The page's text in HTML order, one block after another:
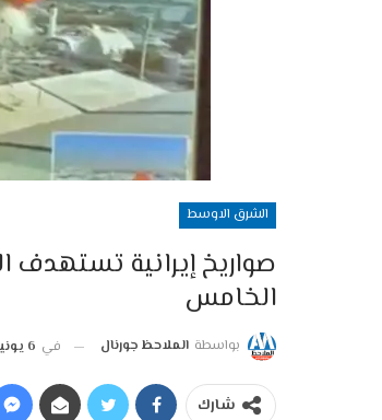
الشرق الاوسط
صواريخ إيرانية
الخامس
بواسطة الملاحظ جورنال في 6 يونيو, 2026
شارك